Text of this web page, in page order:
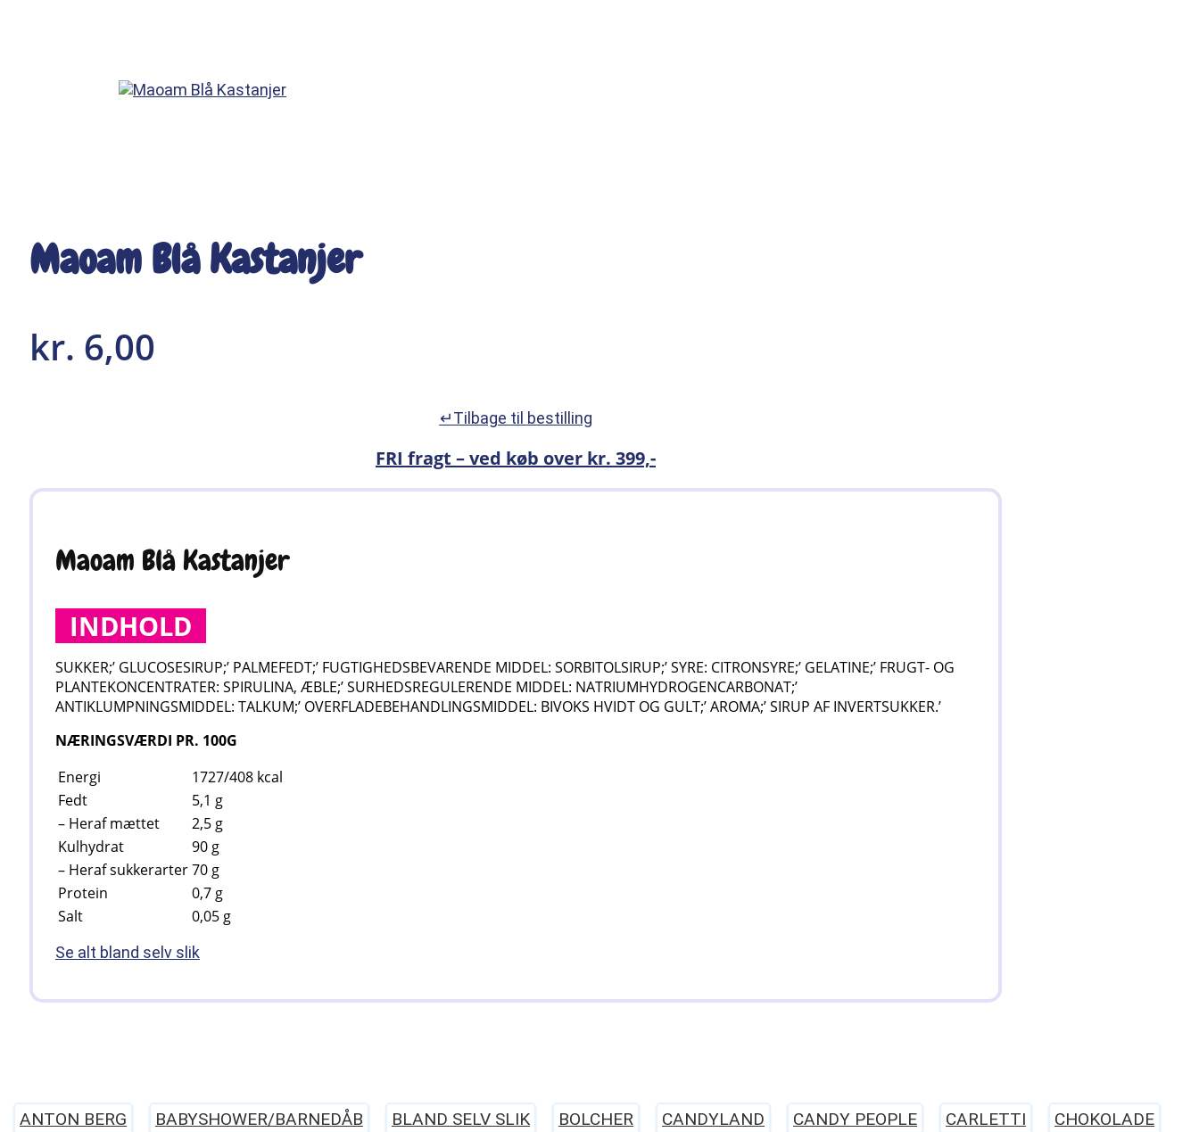
Maoam Blå Kastanjer
kr. 6,00
↵Tilbage til bestilling
FRI fragt – ved køb over kr. 399,-
Maoam Blå Kastanjer
INDHOLD
SUKKER;’ GLUCOSESIRUP;’ PALMEFEDT;’ FUGTIGHEDSBEVARENDE MIDDEL: SORBITOLSIRUP;’ SYRE: CITRONSYRE;’ GELATINE;’ FRUGT- OG
PLANTEKONCENTRATER: SPIRULINA, ÆBLE;’ SURHEDSREGULERENDE MIDDEL: NATRIUMHYDROGENCARBONAT;’
ANTIKLUMPNINGSMIDDEL: TALKUM;’ OVERFLADEBEHANDLINGSMIDDEL: BIVOKS HVIDT OG GULT;’ AROMA;’ SIRUP AF INVERTSUKKER.’
NÆRINGSVÆRDI PR. 100G
Energi
1727/408 kcal
Fedt
5,1 g
– Heraf mættet
2,5 g
Kulhydrat
90 g
– Heraf sukkerarter70 g
Protein
0,7 g
Salt
0,05 g
Se alt bland selv slik
ANTON BERG BABYSHOWER/BARNEDÅB BLAND SELV SLIK BOLCHER CANDYLAND CANDY PEOPLE CARLETTI CHOKOLADE